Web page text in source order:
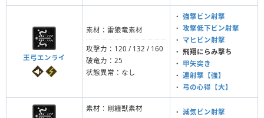
王弓エンライ
素材：雷狼竜素材
攻撃力：120 / 132 / 160
破竜力：25
状態異常：なし
・ 強撃ビン射撃
・ 攻撃低下ビン射撃
・ マヒビン射撃
・ 飛翔にらみ撃ち
・ 甲矢突き
・ 連射撃【強】
・ 弓の心得【大】
素材：剛纏獣素材 ・ 減気ビン射撃